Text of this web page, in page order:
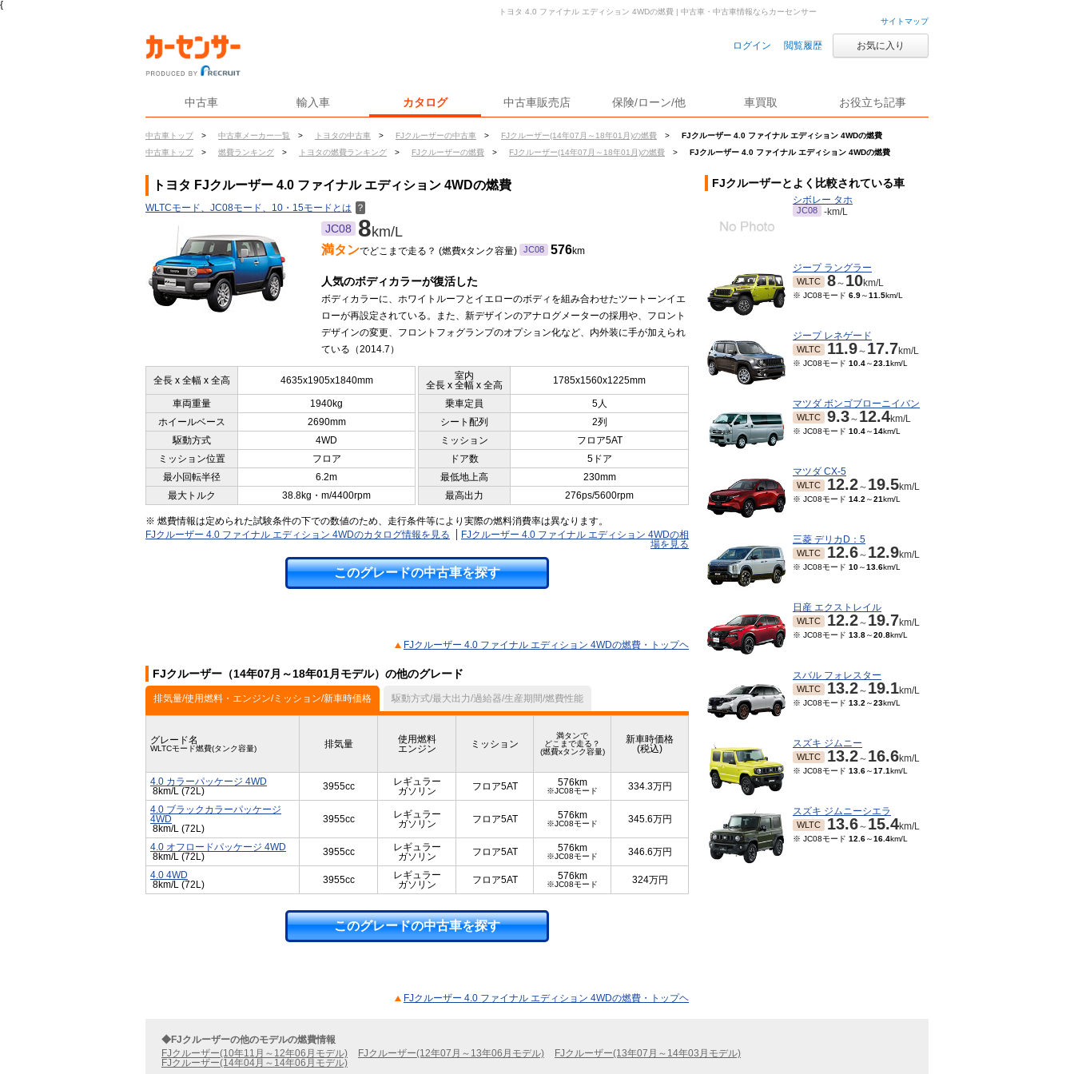
{
サイトマップ
ログイン 閲覧履歴 お気に入り
中古車 輸入車 カタログ 中古車販売店 保険/ローン/他 車買取 お役立ち記事
中古車トップ > 中古車メーカー一覧 > トヨタの中古車 > FJクルーザーの中古車 > FJクルーザー(14年07月～18年01月)の燃費 >
FJクルーザー 4.0 ファイナル エディション 4WDの燃費
中古車トップ
> 燃費ランキング > トヨタの燃費ランキング > FJクルーザーの燃費 > FJクルーザー(14年07月～18年01月)の燃費 > FJクルーザー 4.0 ファイナル エディション 4WDの燃費
トヨタ 4.0 ファイナル エディション 4WDの燃費 | 中古車・中古車情報ならカーセンサー
トヨタ FJクルーザー 4.0 ファイナル エディション 4WDの燃費
WLTCモード、JC08モード、10・15モードとは ？
JC08 8km/L
満タンでどこまで走る？ (燃費xタンク容量) JC08 576km
人気のボディカラーが復活した
ボディカラーに、ホワイトルーフとイエローのボディを組み合わせたツートーンイエ
ローが再設定されている。また、新デザインのアナログメーターの採用や、フロント
デザインの変更、フロントフォグランプのオプション化など、内外装に手が加えられ
ている（2014.7）
全長 x 全幅 x 全高 4635x1905x1840mm
室内
全長 x 全幅 x 全高
1785x1560x1225mm
車両重量 1940kg 乗車定員
5人
ホイールベース
2690mm シート配列
2列
駆動方式
4WD ミッション
フロア5AT
ミッション位置
フロア ドア数
5ドア
最小回転半径
6.2m 最低地上高
230mm
最大トルク
38.8kg・m/4400rpm 最高出力 276ps/5600rpm
※ 燃費情報は定められた試験条件の下での数値のため、走行条件等により実際の燃料消費率は異なります。
FJクルーザー 4.0 ファイナル エディション 4WDのカタログ情報を見る
FJクルーザー 4.0 ファイナル エディション 4WDの相
場を見る
このグレードの中古車を探す
FJクルーザー 4.0 ファイナル エディション 4WDの燃費・トップヘ
FJクルーザー（14年07月～18年01月モデル）の他のグレード
排気量/使用燃料・エンジン/ミッション/新車時価格 駆動方式/最大出力/過給器/生産期間/燃費性能
グレード名
WLTCモード燃費(タンク容量) 排気量
使用燃料
エンジン
ミッション
満タンで
どこまで走る？
(燃費xタンク容量)
新車時価格
(税込)
4.0 カラーパッケージ 4WD
8km/L (72L)
3955cc
レギュラー
ガソリン
フロア5AT 576km
※JC08モード 334.3万円
4.0 ブラックカラーパッケージ
4WD
8km/L (72L)
3955cc
レギュラー
ガソリン
フロア5AT 576km
※JC08モード 345.6万円
4.0 オフロードパッケージ 4WD
8km/L (72L)
3955cc
レギュラー
ガソリン
フロア5AT 576km
※JC08モード 346.6万円
4.0 4WD
8km/L (72L)
3955cc
レギュラー
ガソリン
フロア5AT 576km
※JC08モード 324万円
このグレードの中古車を探す
FJクルーザー 4.0 ファイナル エディション 4WDの燃費・トップヘ
FJクルーザーとよく比較されている車
シボレー タホ
JC08 -km/L
ジープ ラングラー
WLTC 8～ 10km/L
※ JC08モード 6.9～11.5km/L
ジープ レネゲード
WLTC 11.9～ 17.7km/L
※ JC08モード 10.4～23.1km/L
マツダ ボンゴブローニイバン
WLTC 9.3～ 12.4km/L
※ JC08モード 10.4～14km/L
マツダ CX-5
WLTC 12.2～ 19.5km/L
※ JC08モード 14.2 ～21km/L
三菱 デリカD：5
WLTC 12.6～ 12.9km/L
※ JC08モード 10～13.6km/L
日産 エクストレイル
WLTC 12.2～ 19.7km/L
※ JC08モード 13.8～20.8km/L
スバル フォレスター
WLTC 13.2～ 19.1km/L
※ JC08モード 13.2 ～23km/L
スズキ ジムニー
WLTC 13.2～ 16.6km/L
※ JC08モード 13.6～17.1km/L
スズキ ジムニーシエラ
WLTC 13.6～ 15.4km/L
※ JC08モード 12.6～16.4km/L
◆FJクルーザーの他のモデルの燃費情報
FJクルーザー(10年11月～12年06月モデル)
FJクルーザー(12年07月～13年06月モデル)
FJクルーザー(13年07月～14年03月モデル)
FJクルーザー(14年04月～14年06月モデル)